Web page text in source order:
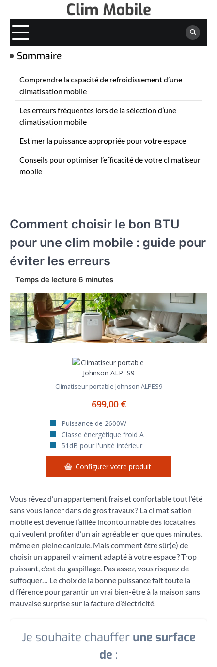
content
Clim Mobile
Comment choisir le bon BTU
pour une clim mobile : guide pour
éviter les erreurs
Climatiseur portable Johnson ALPES9
699,00 €
Puissance de 2600W
Classe énergétique froid A
51dB pour l'unité intérieur
Configurer votre produit
Vous rêvez d’un appartement frais et confortable tout l’été
sans vous lancer dans de gros travaux ? La climatisation
mobile est devenue l’alliée incontournable des locataires
qui veulent profiter d’un air agréable en quelques minutes,
même en pleine canicule. Mais comment être sûr(e) de
choisir un appareil vraiment adapté à votre espace ? Trop
puissant, c’est du gaspillage. Pas assez, vous risquez de
suffoquer… Le choix de la bonne puissance fait toute la
différence pour garantir un vrai bien-être à la maison sans
mauvaise surprise sur la facture d’électricité.
Je souhaite chauffer une surface
de :
Sommaire
Comprendre la capacité de refroidissement d’une
climatisation mobile
Les erreurs fréquentes lors de la sélection d’une
climatisation mobile
Estimer la puissance appropriée pour votre espace
Conseils pour optimiser l’efficacité de votre climatiseur
mobile